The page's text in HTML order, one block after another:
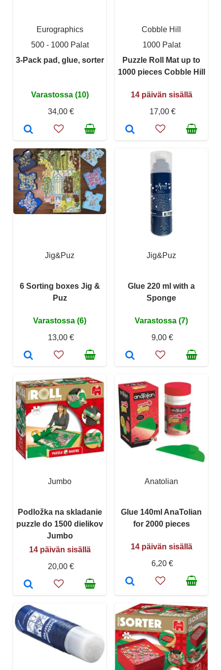
Eurographics
500 - 1000 Palat
3-Pack pad, glue, sorter
Varastossa (10)
34,00 €
Cobble Hill
1000 Palat
Puzzle Roll Mat up to
1000 pieces Cobble Hill
14 päivän sisällä
17,00 €
Jig&Puz
6 Sorting boxes Jig &
Puz
Varastossa (6)
13,00 €
Jig&Puz
Glue 220 ml with a
Sponge
Varastossa (7)
9,00 €
Jumbo
Podložka na skladanie
puzzle do 1500 dielikov
Jumbo
14 päivän sisällä
20,00 €
Anatolian
Glue 140ml AnaTolian
for 2000 pieces
14 päivän sisällä
6,20 €